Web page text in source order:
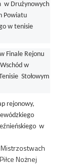
w Drużynowych
Powiatu
w tenisie
Finale Rejonu
w
Stołowym
rejonowy,
w
Mistrzostwach
Nożnej